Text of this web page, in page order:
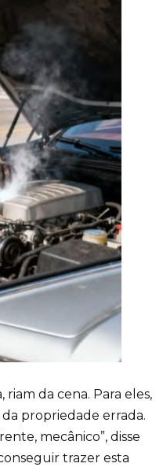
da cena. Para eles,
propriedade errada.
mecânico”, disse
trazer esta